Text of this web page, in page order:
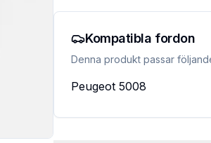
Kompatibla fordon
Denna produkt passar
Peugeot 5008